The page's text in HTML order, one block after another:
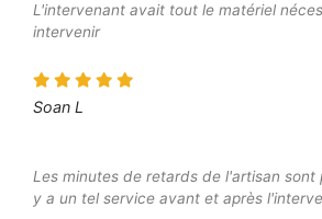
L'intervenant avait tout le matériel
intervenir
Soan L
Les minutes de retards de l'artisan sont
y a un tel service avant et après